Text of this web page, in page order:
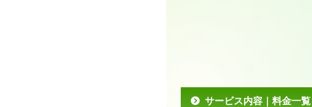
サービス内容｜料金一覧